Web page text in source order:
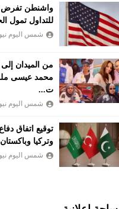
واشنطن تفرض
للتداول تمول
شمس اليوم نيوز
من الميدان
محمد عيسى
ت...
شمس اليوم نيوز
توقيع اتفاق
وتركيا وباكستان
شمس اليوم نيوز